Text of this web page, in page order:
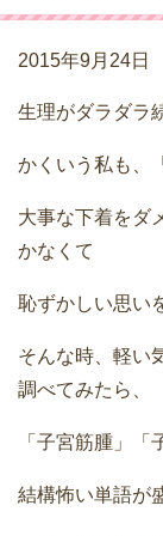
2015年9月24日
生理がダラダラ
かくいう私も、
大事な下着をダ
かなくて
恥ずかしい思い
そんな時、軽い
調べてみたら、
「子宮筋腫」「
結構怖い単語が